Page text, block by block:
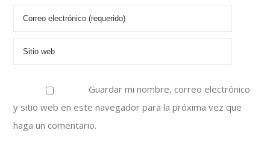
Guardar mi nombre, correo electrónico
y sitio web en este navegador para la próxima vez que
haga un comentario.